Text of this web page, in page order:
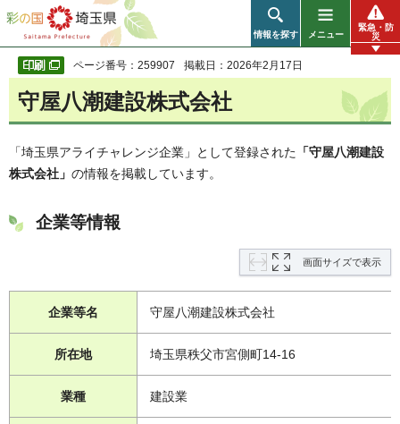
彩の国 埼玉県
情報を探す メニュー
緊急・防
災
ページ番号：259907 掲載日：2026年2月17日
守屋八潮建設株式会社
「埼玉県アライチャレンジ企業」として登録された 「守屋八潮建設
株式会社」 の情報を掲載しています。
企業等情報
画面サイズで表示
企業等名 守屋八潮建設株式会社
所在地 埼玉県秩父市宮側町14-16
業種 建設業